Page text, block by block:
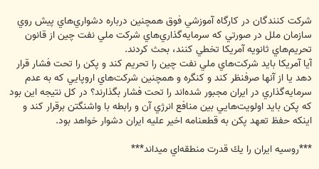
شركت كنندگان در كارگاه آموزشي فوق همچنين درباره دشواري‌هاي پيش روي
سازمان ملل در صورتي كه سرمايه‌گذاري‌هاي شركت ملي نفت چين از قانون
تحريم‌هاي ثانويه آمريكا تخطي كنند، بحث كردند.
آيا آمريكا بايد شركت‌هاي ملي نفت چين را تحريم كند و پكن را تحت فشار قرار
دهد يا از آنها صرفنظر كند و كنگره و همچنين شركت‌هاي اروپايي كه به عدم
سرمايه‌گذاري در ايران مجبور شده‌اند را تحت فشار بگذارند؟ در كل نتيجه اين بود
كه پكن بايد اولويت‌هايي بين منافع انرژي آن و رابطه با واشنگتن برقرار كند و
اينكه حفظ تعهد پكن به قطعنامه اخير عليه ايران دشوار خواهد بود.
***روسيه ايران را يك قدرت منطقه‌اي مي‎داند***